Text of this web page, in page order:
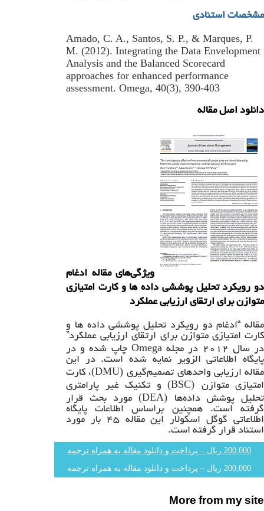
مشخصات استنادی
Amado, C. A., Santos, S. P., & Marques, P.
M. (2012). Integrating the Data Envelopment
Analysis and the Balanced Scorecard
approaches for enhanced performance
assessment. Omega, 40(3), 390-403
دانلود اصل مقاله
ویژگی‌های مقاله ادغام
دو رویکرد تحلیل پوششی داده ها و کارت امتیازی
متوازن برای ارتقای ارزیابی عملکرد
مقاله “ادغام دو رویکرد تحلیل پوششی داده ها و
کارت امتیازی متوازن برای ارتقای ارزیابی عملکرد”
در سال ۲۰۱۲ در مجله
Omega چاپ شده و در
پایگاه اطلاعاتی الزویر نمایه شده است. در این
مقاله ارزیابی واحدهای تصمیم‌گیری(DMU)
، کارت
امتیازی متوازن (BSC)
و تکنیک غیر پارامتری
تحلیل پوشش داده‌ها
(DEA)
مورد بحث قرار
گرفته است. همچنین براساس اطلاعات پایگاه
اطلاعاتی گوگل اسکولار این مقاله ۴۵ بار مورد
استناد قرار گرفته است.
200,000 ریال – پرداخت و دانلود مقاله به همراه ترجمه
More from my site